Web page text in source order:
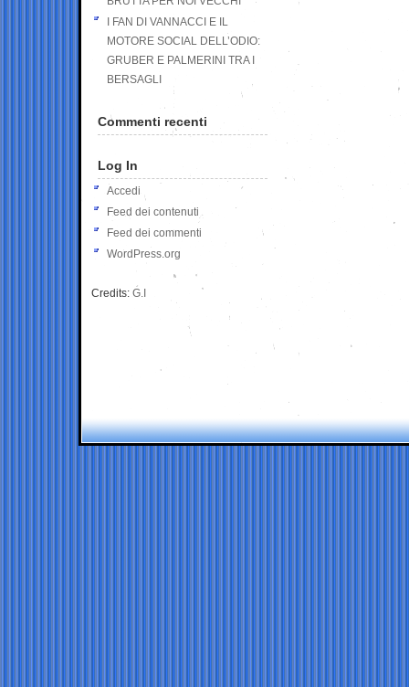
I FAN DI VANNACCI E IL
MOTORE SOCIAL DELL’ODIO:
GRUBER E PALMERINI TRA I
BERSAGLI
Commenti recenti
Log In
Accedi
Feed dei contenuti
Feed dei commenti
WordPress.org
Credits: G.I